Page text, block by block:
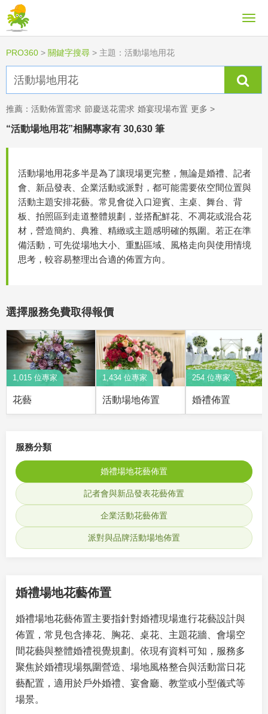
PRO360 > 關鍵字搜尋 > 主題：活動場地用花
推薦： 活動佈置需求 節慶送花需求 婚宴現場布置 更多 >
“活動場地用花”相關專家有 30,630 筆
活動場地用花多半是為了讓現場更完整，無論是婚禮、記者
會、新品發表、企業活動或派對，都可能需要依空間位置與
活動主題安排花藝。常見會從入口迎賓、主桌、舞台、背
板、拍照區到走道整體規劃，並搭配鮮花、不凋花或混合花
材，營造簡約、典雅、精緻或主題感明確的氛圍。若正在準
備活動，可先從場地大小、重點區域、風格走向與使用情境
思考，較容易整理出合適的佈置方向。
選擇服務免費取得報價
1,015 位專家
花藝
1,434 位專家
活動場地佈置
254 位專家
婚禮佈置
服務分類
婚禮場地花藝佈置
記者會與新品發表花藝佈置
企業活動花藝佈置
派對與品牌活動場地佈置
婚禮場地花藝佈置
婚禮場地花藝佈置主要指針對婚禮現場進行花藝設計與
佈置，常見包含捧花、胸花、桌花、主題花牆、會場空
間花藝與整體婚禮視覺規劃。依現有資料可知，服務多
聚焦於婚禮現場氛圍營造、場地風格整合與活動當日花
藝配置，適用於戶外婚禮、宴會廳、教堂或小型儀式等
場景。